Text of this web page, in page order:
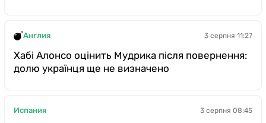
Англия 3 серпня 11:27
Хабі Алонсо оцінить Мудрика після повернення:
долю українця ще не визначено
Испания 3 серпня 08:45